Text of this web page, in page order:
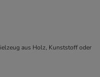
aus Holz, Kunststoff oder